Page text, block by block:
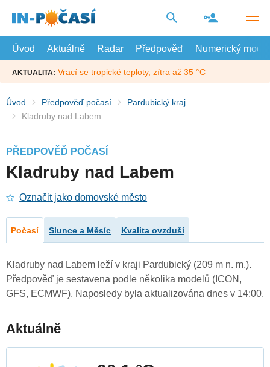
hlavní
Úvod
Aktuálně Radar Předpověď Numerický model
AKTUALITA: Vrací se tropické teploty, zítra až 35 °C
Úvod Předpověď počasí
Pardubický kraj
Kladruby nad Labem
PŘEDPOVĚĎ POČASÍ
Kladruby nad Labem
Označit jako domovské město
Počasí Slunce a Měsíc Kvalita ovzduší
Kladruby nad Labem leží v kraji Pardubický (209 m n. m.).
Předpověď je sestavena podle několika modelů (ICON,
GFS, ECMWF). Naposledy byla aktualizována dnes v 14:00.
Aktuálně